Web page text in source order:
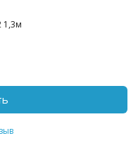
1,3м